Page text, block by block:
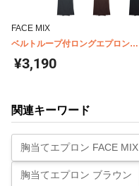
FACE MIX
ベルトループ付ロングエプロン
¥3,190
関連キーワード
胸当てエプロン FACE MIX
胸当てエプロン ブラウン